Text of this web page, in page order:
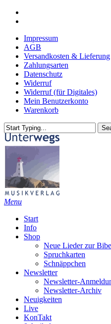
Skip
contentImpressum
AGB
Versandkosten & Lieferung
Zahlungsarten
Datenschutz
Widerruf
Widerruf (für Digitales)
Mein Benutzerkonto
Warenkorb
Close
Search
search
Menu
Start
Info
Shop
Neue Lieder zur
Spruchkarten
Schnäppchen
Newsletter
Newsletter-
Newsletter-Archiv
Neuigkeiten
Live
KonTakt